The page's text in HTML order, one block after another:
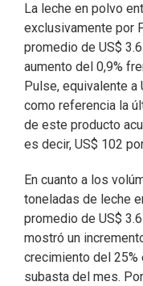
La leche en polvo
exclusivamente por
promedio de US$
aumento del 0,9%
Pulse, equivalente a
como referencia la
de este producto
es decir, US$ 102
En cuanto a los
toneladas de leche
promedio de US$
mostró un
crecimiento del 25%
subasta del mes.